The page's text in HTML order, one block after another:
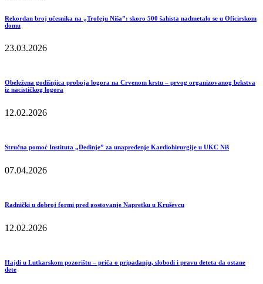
Rekordan broj učesnika na „Trofeju Niša”: skoro 500 šahista nadmetalo se u Oficirskom
domu
23.03.2026
Obeležena godišnjica proboja logora na Crvenom krstu – prvog organizovanog bekstva
iz nacističkog logora
12.02.2026
Stručna pomoć Instituta „Dedinje” za unapređenje Kardiohirurgije u UKC Niš
07.04.2026
Radnički u dobroj formi pred gostovanje Napretku u Kruševcu
12.02.2026
Hajdi u Lutkarskom pozorištu – priča o pripadanju, slobodi i pravu deteta da ostane
dete